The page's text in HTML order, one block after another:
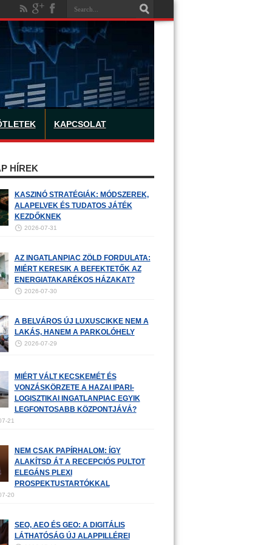
KAPCSOLAT
HÍREK
KASZINÓ STRATÉGIÁK: MÓDSZEREK,
ALAPELVEK ÉS TUDATOS JÁTÉK
KEZDŐKNEK
2026-07-31
AZ INGATLANPIAC ZÖLD FORDULATA:
MIÉRT KERESIK A BEFEKTETŐK AZ
ENERGIATAKARÉKOS HÁZAKAT?
2026-07-30
A BELVÁROS ÚJ LUXUSCIKKE NEM A
LAKÁS, HANEM A PARKOLÓHELY
2026-07-29
MIÉRT VÁLT KECSKEMÉT ÉS
VONZÁSKÖRZETE A HAZAI IPARI-
LOGISZTIKAI INGATLANPIAC EGYIK
LEGFONTOSABB KÖZPONTJÁVÁ?
21
NEM CSAK PAPÍRHALOM: ÍGY
ALAKÍTSD ÁT A RECEPCIÓS PULTOT
ELEGÁNS PLEXI
PROSPEKTUSTARTÓKKAL
20
SEO, AEO ÉS GEO: A DIGITÁLIS
LÁTHATÓSÁG ÚJ ALAPPILLÉREI